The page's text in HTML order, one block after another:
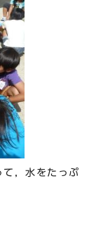
，水をたっぷ